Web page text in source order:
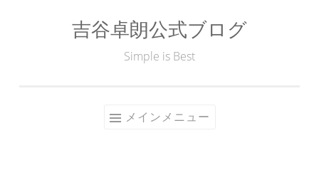
吉谷卓朗公式ブログ
Simple is Best
メインメニュー